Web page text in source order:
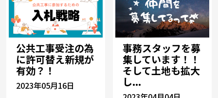
公共工事受注の為
に許可替え新規が
有効？！
2023年05月16日
事務スタッフを募
集しています！！
そして土地も拡大
し...